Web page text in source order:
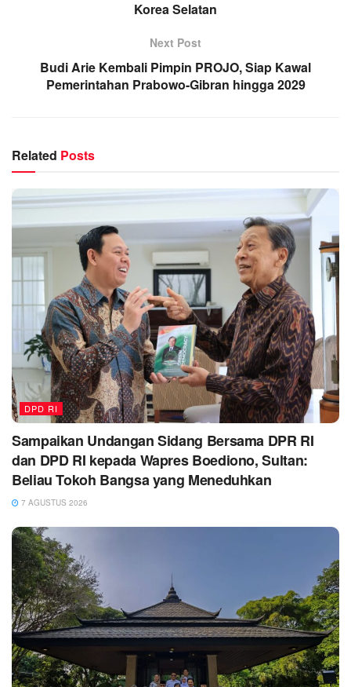
Korea Selatan
Next Post
Budi Arie Kembali Pimpin PROJO, Siap Kawal
Pemerintahan Prabowo-Gibran hingga 2029
Related Posts
DPD RI
Sampaikan Undangan Sidang Bersama DPR RI
dan DPD RI kepada Wapres Boediono, Sultan:
Beliau Tokoh Bangsa yang Meneduhkan
7 AGUSTUS 2026